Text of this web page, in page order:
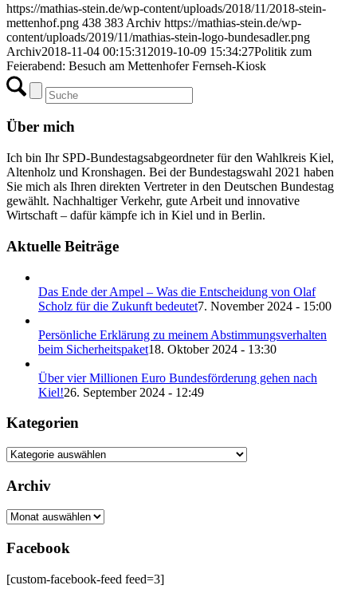
https://mathias-stein.de/wp-content/uploads/2018/11/2018-stein-
mettenhof.png 438 383 Archiv https://mathias-stein.de/wp-
content/uploads/2019/11/mathias-stein-logo-bundesadler.png
Archiv2018-11-04 00:15:31 2019-10-09 15:34:27Politik zum
Feierabend: Besuch am Mettenhofer Fernseh-Kiosk
Über mich
Ich bin Ihr SPD-Bundestagsabgeordneter für den Wahlkreis Kiel,
Altenholz und Kronshagen. Bei der Bundestagswahl 2021 haben
Sie mich als Ihren direkten Vertreter in den Deutschen Bundestag
gewählt. Nachhaltiger Verkehr, gute Arbeit und innovative
Wirtschaft – dafür kämpfe ich in Kiel und in Berlin.
Aktuelle Beiträge
Das Ende der Ampel – Was die Entscheidung von Olaf
Scholz für die Zukunft bedeutet7. November 2024 - 15:00
Persönliche Erklärung zu meinem Abstimmungsverhalten
beim Sicherheitspaket18. Oktober 2024 - 13:30
Über vier Millionen Euro Bundesförderung gehen nach
Kiel!26. September 2024 - 12:49
Kategorien
Kategorien
Archiv
Archiv
Facebook
[custom-facebook-feed feed=3]